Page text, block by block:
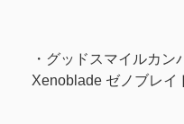
・グッドスマイルカン
Xenoblade ゼノブレ